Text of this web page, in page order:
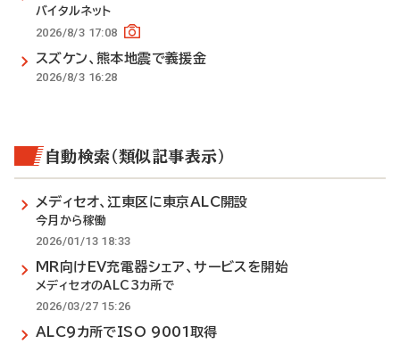
バイタルネット
2026/8/3 17:08
スズケン、熊本地震で義援金
2026/8/3 16:28
自動検索（類似記事表示）
メディセオ、江東区に東京ALC開設
今月から稼働
2026/01/13 18:33
MR向けEV充電器シェア、サービスを開始
メディセオのALC3カ所で
2026/03/27 15:26
ALC9カ所でISO 9001取得